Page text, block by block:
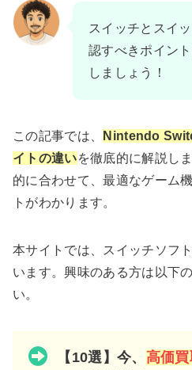
スイッチとスイ
認すべきポイン
しましょう！
この記事では、
Nintendo
イトの違いを徹底的に解説し
的に合わせて、最適なゲーム
トがわかります。
本サイトでは、スイッチソフ
います。興味のある方は以下
い。
【10選】今、 高価買